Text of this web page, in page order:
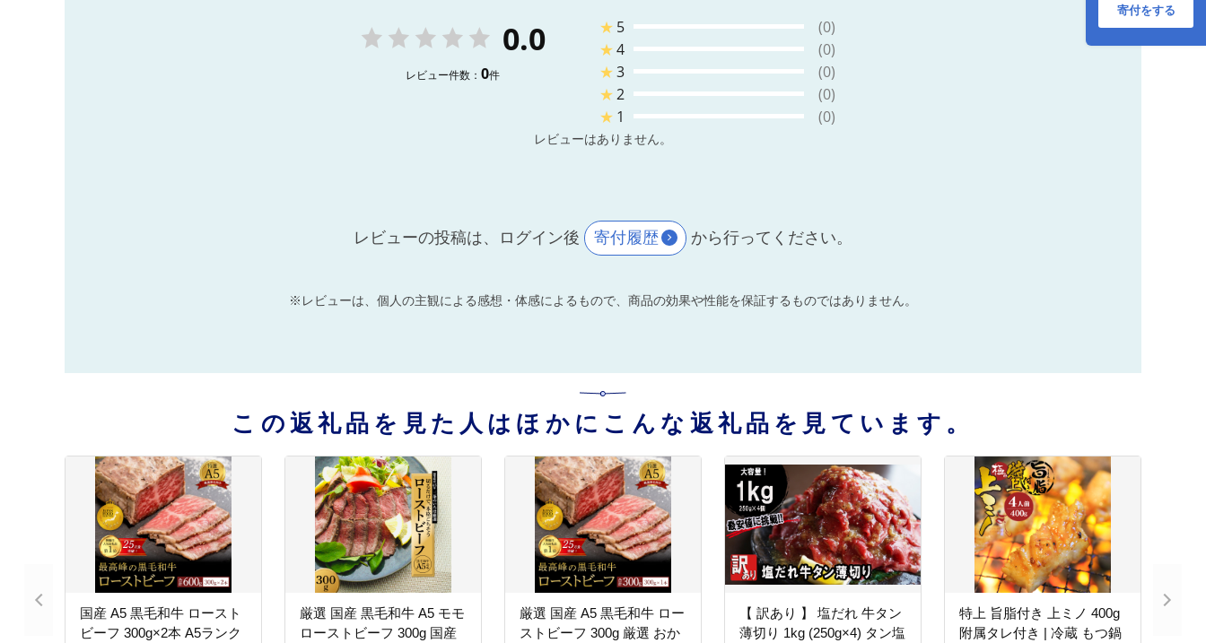
付 牛 スライス 不揃
い 端材 肉 牛肉 冷
寄付をする
0.0
レビュー件数： 0件
★ 5
(0)
★4
(0)
★3
(0)
★2
(0)
★ 1 (0)
レビューはありません。
レビューの投稿は、ログイン後 寄付履歴 から行ってください。
※レビューは、個人の主観による感想・体感によるもので、商品の効果や性能を保証するものではありません。
この返礼品を見た人はほかにこんな返礼品を見ています。
国産 A5 黒毛和牛 ロースト
ビーフ 300g×2本 A5ランク
厳選 国産 黒毛和牛 A5 モモ
ローストビーフ 300g 国産
厳選 国産 A5 黒毛和牛 ロー
ストビーフ 300g 厳選 おか
【 訳あり 】 塩だれ 牛タン
薄切り 1kg (250g×4) タン塩
特上 旨脂付き 上ミノ 400g
附属タレ付き | 冷蔵 もつ鍋